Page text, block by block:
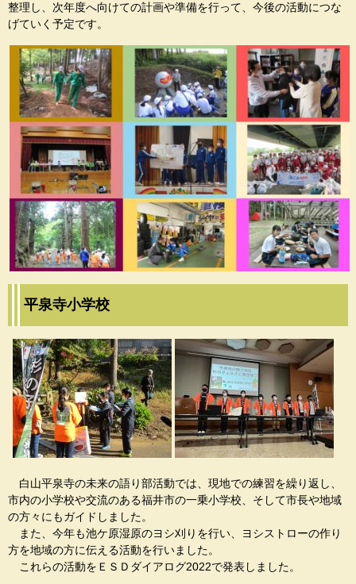
整理し、次年度へ向けての計画や準備を行って、今後の活動につな
げていく予定です。
平泉寺小学校
白山平泉寺の未来の語り部活動では、現地での練習を繰り返し、
市内の小学校や交流のある福井市の一乗小学校、そして市長や地域
の方々にもガイドしました。
また、今年も池ケ原湿原のヨシ刈りを行い、ヨシストローの作り
方を地域の方に伝える活動を行いました。
これらの活動をＥＳＤダイアログ2022で発表しました。